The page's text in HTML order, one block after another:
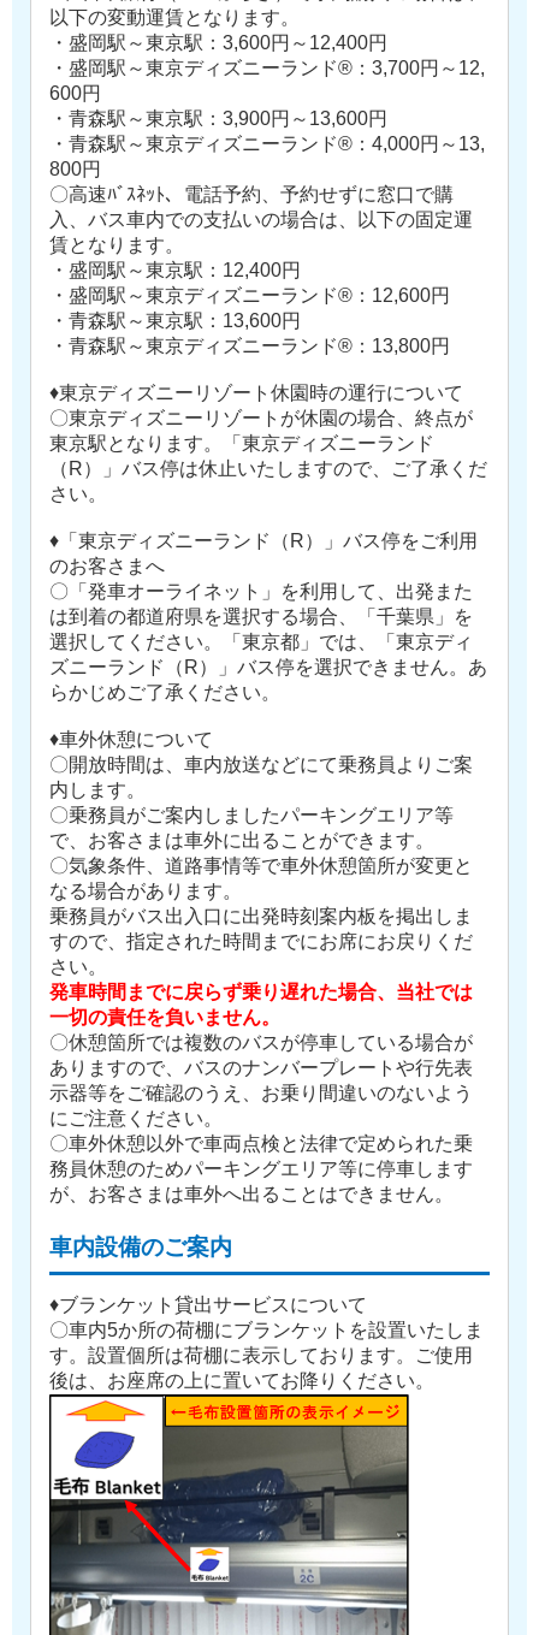
以下の変動運賃となります。
・盛岡駅～東京駅：3,600円～12,400円
・盛岡駅～東京ディズニーランド®：3,700円～12,
600円
・青森駅～東京駅：3,900円～13,600円
・青森駅～東京ディズニーランド®：4,000円～13,
800円
〇高速ﾊﾞｽﾈｯﾄ、電話予約、予約せずに窓口で購
入、バス車内での支払いの場合は、以下の固定運
賃となります。
・盛岡駅～東京駅：12,400円
・盛岡駅～東京ディズニーランド®：12,600円
・青森駅～東京駅：13,600円
・青森駅～東京ディズニーランド®：13,800円
♦東京ディズニーリゾート休園時の運行について
〇東京ディズニーリゾートが休園の場合、終点が
東京駅となります。「東京ディズニーランド
（R）」バス停は休止いたしますので、ご了承くだ
さい。
♦「東京ディズニーランド（R）」バス停をご利用
のお客さまへ
〇「発車オーライネット」を利用して、出発また
は到着の都道府県を選択する場合、「千葉県」を
選択してください。「東京都」では、「東京ディ
ズニーランド（R）」バス停を選択できません。あ
らかじめご了承ください。
♦車外休憩について
〇開放時間は、車内放送などにて乗務員よりご案
内します。
〇乗務員がご案内しましたパーキングエリア等
で、お客さまは車外に出ることができます。
〇気象条件、道路事情等で車外休憩箇所が変更と
なる場合があります。
乗務員がバス出入口に出発時刻案内板を掲出しま
すので、指定された時間までにお席にお戻りくだ
さい。
発車時間までに戻らず乗り遅れた場合、当社では
一切の責任を負いません。
〇休憩箇所では複数のバスが停車している場合が
ありますので、バスのナンバープレートや行先表
示器等をご確認のうえ、お乗り間違いのないよう
にご注意ください。
〇車外休憩以外で車両点検と法律で定められた乗
務員休憩のためパーキングエリア等に停車します
が、お客さまは車外へ出ることはできません。
車内設備のご案内
♦ブランケット貸出サービスについて
〇車内5か所の荷棚にブランケットを設置いたしま
す。設置個所は荷棚に表示しております。ご使用
後は、お座席の上に置いてお降りください。